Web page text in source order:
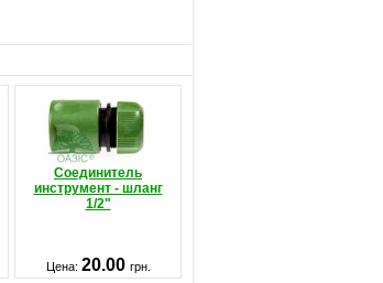
Соединитель
инструмент - шланг
1/2"
Цена: 20.00 грн.